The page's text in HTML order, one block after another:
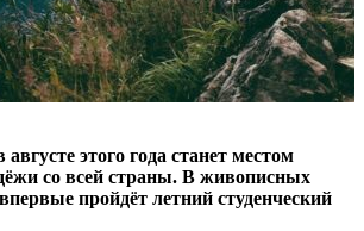
этого года станет местом
со всей страны. В живописных
пройдёт летний студенческий